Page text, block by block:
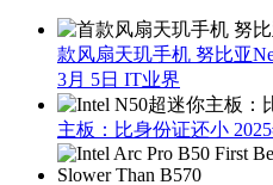
款风扇天玑手机 努比亚
3月 5日 IT业界
主板：比身份证还小